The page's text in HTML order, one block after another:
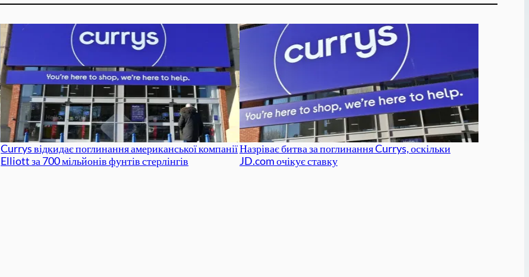
Currys відкидає поглинання американської компанії
Elliott за 700 мільйонів фунтів стерлінгів
Назріває битва за поглинання Currys, оскільки
JD.com очікує ставку